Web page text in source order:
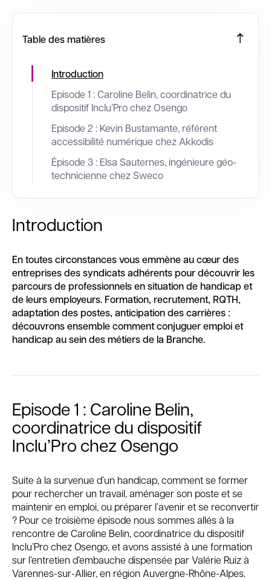
Table des matières
Introduction
Episode 1 : Caroline Belin, coordinatrice du
dispositif Inclu’Pro chez Osengo
Episode 2 : Kevin Bustamante, référent
accessibilité numérique chez Akkodis
Épisode 3 : Elsa Sauternes, ingénieure géo-
technicienne chez Sweco
Introduction
En toutes circonstances vous emmène au cœur des
entreprises des syndicats adhérents pour découvrir les
parcours de professionnels en situation de handicap et
de leurs employeurs. Formation, recrutement, RQTH,
adaptation des postes, anticipation des carrières :
découvrons ensemble comment conjuguer emploi et
handicap au sein des métiers de la Branche.
Episode 1 : Caroline Belin,
coordinatrice du dispositif
Inclu’Pro chez Osengo
Suite à la survenue d’un handicap, comment se former
pour rechercher un travail, aménager son poste et se
maintenir en emploi, ou préparer l’avenir et se reconvertir
? Pour ce troisième épisode nous sommes allés à la
rencontre de Caroline Belin, coordinatrice du dispositif
Inclu’Pro chez Osengo, et avons assisté à une formation
sur l’entretien d’embauche dispensée par Valérie Ruiz à
Varennes-sur-Allier, en région Auvergne-Rhône-Alpes.